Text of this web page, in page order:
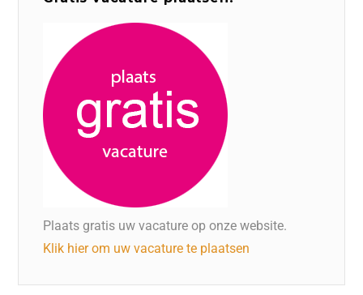
Plaats gratis uw vacature op onze website.
Klik hier om uw vacature te plaatsen